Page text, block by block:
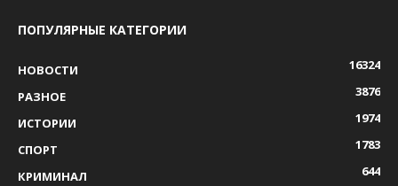
ПОПУЛЯРНЫЕ КАТЕГОРИИ
НОВОСТИ
16324
РАЗНОЕ
3876
ИСТОРИИ
1974
СПОРТ
1783
КРИМИНАЛ
644